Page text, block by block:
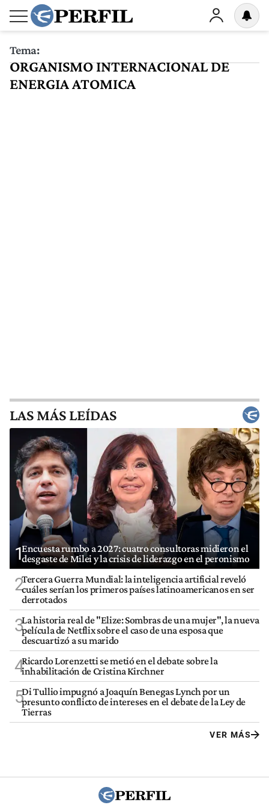
Tema:
ORGANISMO INTERNACIONAL DE
ENERGIA ATOMICA
LAS MÁS LEÍDAS
1Encuesta rumbo a 2027: cuatro consultoras midieron el
desgaste de Milei y la crisis de liderazgo en el peronismo
2Tercera Guerra Mundial: la inteligencia artificial reveló
cuáles serían los primeros países latinoamericanos en ser
derrotados
3La historia real de "Elize: Sombras de una mujer", la nueva
película de Netflix sobre el caso de una esposa que
descuartizó a su marido
4Ricardo Lorenzetti se metió en el debate sobre la
inhabilitación de Cristina Kirchner
5Di Tullio impugnó a Joaquín Benegas Lynch por un
presunto conflicto de intereses en el debate de la Ley de
Tierras
VER MÁS